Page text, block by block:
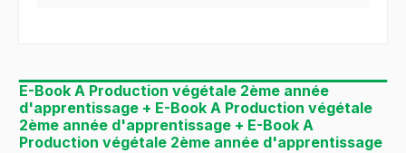
E-Book A Production végétale 2ème année
d'apprentissage + E-Book A Production végétale
2ème année d'apprentissage + E-Book A
Production végétale 2ème année d'apprentissage